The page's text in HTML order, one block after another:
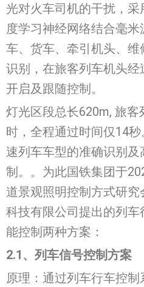
光对火车司机的干扰，
度学习神经网络结合毫
车、货车、牵引机头、
识别，在旅客列车机头
开启及跟随控制。
灯光区段总长620m, 旅
时，全程通过时间仅14
速列车车型的准确识别
制。。为此国铁集团于
道景观照明控制方式研
科技有限公司提出的列
能控制两种方案：
2.1、列车信号控制方案
原理：通过列车行车控制